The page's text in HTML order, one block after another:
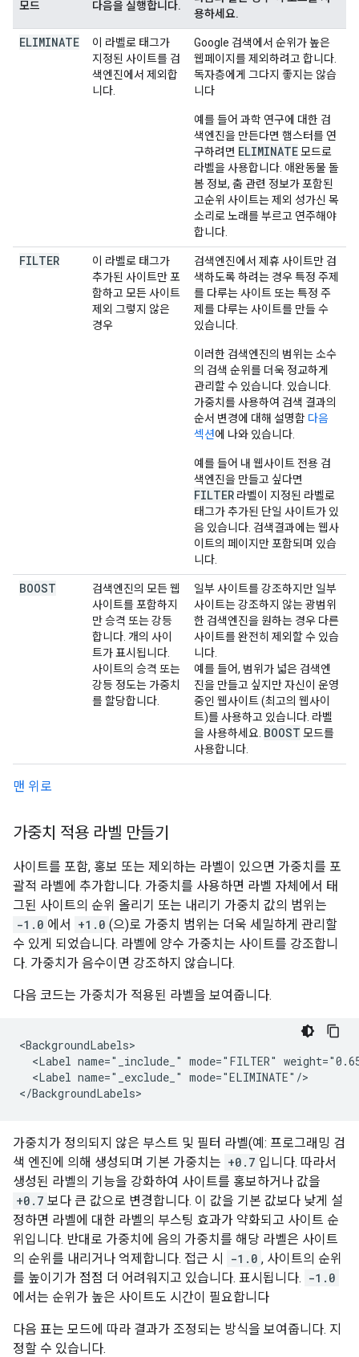
모드 다음을 실행합니다.
용하세요.
ELIMINATE
이 라벨로 태그가
지정된 사이트를 검
색엔진에서 제외합
니다.
Google 검색에서 순위가 높은
웹페이지를 제외하려고 합니다.
독자층에게 그다지 좋지는 않습
니다
예를 들어 과학 연구에 대한 검
색엔진을 만든다면 햄스터를 연
구하려면 ELIMINATE모드로
라벨을 사용합니다. 애완동물 돌
봄 정보, 춤 관련 정보가 포함된
고순위 사이트는 제외 성가신 목
소리로 노래를 부르고 연주해야
합니다.
FILTER
이 라벨로 태그가
추가된 사이트만 포
함하고 모든 사이트
제외 그렇지 않은
경우
검색엔진에서 제휴 사이트만 검
색하도록 하려는 경우 특정 주제
를 다루는 사이트 또는 특정 주
제를 다루는 사이트를 만들 수
있습니다.
이러한 검색엔진의 범위는 소수
의 검색 순위를 더욱 정교하게
관리할 수 있습니다. 있습니다.
가중치를 사용하여 검색 결과의
순서 변경에 대해 설명함 다음
섹션에 나와 있습니다.
예를 들어 내 웹사이트 전용 검
색엔진을 만들고 싶다면
FILTER 라벨이 지정된 라벨로
태그가 추가된 단일 사이트가 있
음 있습니다. 검색결과에는 웹사
이트의 페이지만 포함되며 있습
니다.
BOOST
검색엔진의 모든 웹
사이트를 포함하지
만 승격 또는 강등
합니다. 개의 사이
트가 표시됩니다.
사이트의 승격 또는
강등 정도는 가중치
를 할당합니다.
일부 사이트를 강조하지만 일부
사이트는 강조하지 않는 광범위
한 검색엔진을 원하는 경우 다른
사이트를 완전히 제외할 수 있습
니다.
예를 들어, 범위가 넓은 검색엔
진을 만들고 싶지만 자신이 운영
중인 웹사이트 (최고의 웹사이
트)를 사용하고 있습니다. 라벨
을 사용하세요. BOOST 모드를
사용합니다.
맨 위로
가중치 적용 라벨 만들기
사이트를 포함, 홍보 또는 제외하는 라벨이 있으면 가중치를 포
괄적 라벨에 추가합니다. 가중치를 사용하면 라벨 자체에서 태
그된 사이트의 순위 올리기 또는 내리기 가중치 값의 범위는
-1.0 에서 +1.0 (으)로 가중치 범위는 더욱 세밀하게 관리할
수 있게 되었습니다. 라벨에 양수 가중치는 사이트를 강조합니
다. 가중치가 음수이면 강조하지 않습니다.
다음 코드는 가중치가 적용된 라벨을 보여줍니다.
<BackgroundLabels>
<Label name="_include_" mode="FILTER"
  <Label name="_exclude_" mode="ELIMINATE"/>
</BackgroundLabels>
가중치가 정의되지 않은 부스트 및 필터 라벨(예: 프로그래밍 검
색 엔진에 의해 생성되며 기본 가중치는 +0.7 입니다. 따라서
생성된 라벨의 기능을 강화하여 사이트를 홍보하거나 값을
+0.7 보다 큰 값으로 변경합니다. 이 값을 기본 값보다 낮게 설
정하면 라벨에 대한 라벨의 부스팅 효과가 약화되고 사이트 순
위입니다. 반대로 가중치에 음의 가중치를 해당 라벨은 사이트
의 순위를 내리거나 억제합니다. 접근 시
-1.0 , 사이트의 순위
를 높이기가 점점 더 어려워지고 있습니다. 표시됩니다. -1.0
에서는 순위가 높은 사이트도 시간이 필요합니다
다음 표는 모드에 따라 결과가 조정되는 방식을 보여줍니다. 지
정할 수 있습니다.